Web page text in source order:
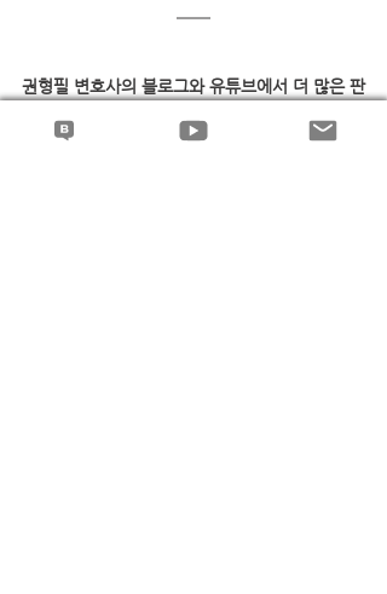
권형필 변호사의 블로그와 유튜브에서 더 많은 판
례해설과 동영상 강의를 보실 수 있습니다..^^